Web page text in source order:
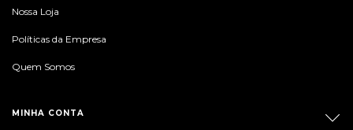
Nossa Loja
Políticas da Empresa
Quem Somos
MINHA CONTA